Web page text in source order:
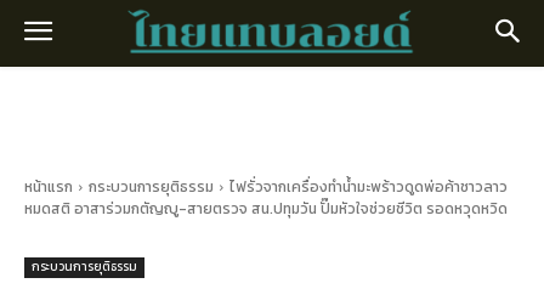
หน้าแรก กระบวนการยุติธรรม
ไฟรั่วจากเครื่องทำน้ำมะพร้าวดูดพ่อค้าชาวลาว
หมดสติ อาสาร่วมกตัญญู-สายตรวจ สน.ปทุมวัน ปั๊มหัวใจช่วยชีวิต รอดหวุดหวิด
กระบวนการยุติธรรม